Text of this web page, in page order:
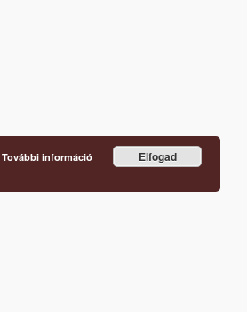
További információ Elfogad